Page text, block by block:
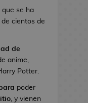
que se ha
cientos de
de
anime,
Potter.
poder
, y vienen